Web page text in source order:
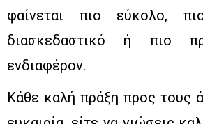
φαίνεται πιο εύκολο,
διασκεδαστικό ή πιο
ενδιαφέρον.
Κάθε καλή πράξη προς τους